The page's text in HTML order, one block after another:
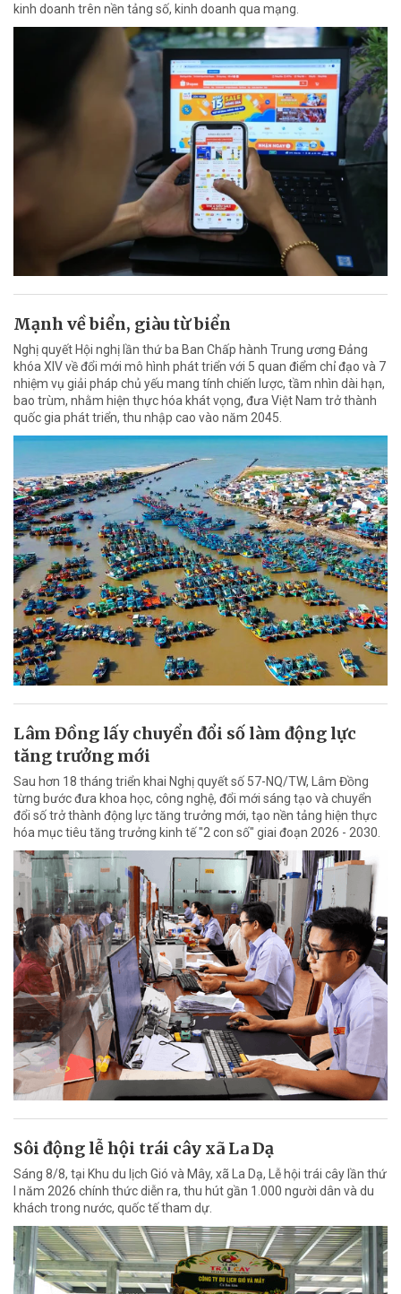
kinh doanh trên nền tảng số, kinh doanh qua mạng.
Mạnh về biển, giàu từ biển
Nghị quyết Hội nghị lần thứ ba Ban Chấp hành Trung ương Đảng
khóa XIV về đổi mới mô hình phát triển với 5 quan điểm chỉ đạo và 7
nhiệm vụ giải pháp chủ yếu mang tính chiến lược, tầm nhìn dài hạn,
bao trùm, nhằm hiện thực hóa khát vọng, đưa Việt Nam trở thành
quốc gia phát triển, thu nhập cao vào năm 2045.
Lâm Đồng lấy chuyển đổi số làm động lực
tăng trưởng mới
Sau hơn 18 tháng triển khai Nghị quyết số 57-NQ/TW, Lâm Đồng
từng bước đưa khoa học, công nghệ, đổi mới sáng tạo và chuyển
đổi số trở thành động lực tăng trưởng mới, tạo nền tảng hiện thực
hóa mục tiêu tăng trưởng kinh tế "2 con số" giai đoạn 2026 - 2030.
Sôi động lễ hội trái cây xã La Dạ
Sáng 8/8, tại Khu du lịch Gió và Mây, xã La Dạ, Lễ hội trái cây lần thứ
I năm 2026 chính thức diễn ra, thu hút gần 1.000 người dân và du
khách trong nước, quốc tế tham dự.